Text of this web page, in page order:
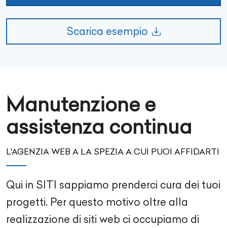
Scarica esempio
Manutenzione e
assistenza continua
L'AGENZIA WEB A LA SPEZIA A CUI PUOI AFFIDARTI
Qui in SITI sappiamo prenderci cura dei tuoi
progetti. Per questo motivo oltre alla
realizzazione di siti web ci occupiamo di